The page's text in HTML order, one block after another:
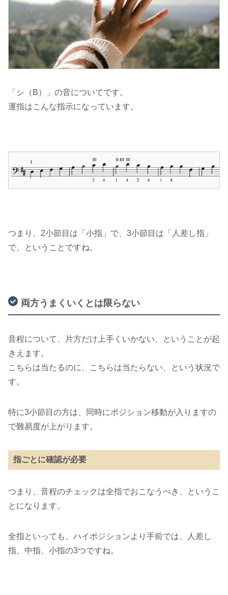
「シ（B）」の音についてです。
運指はこんな指示になっています。
つまり、2小節目は「小指」で、3小節目は「人差し指」
で、ということですね。
両方うまくいくとは限らない
音程について、片方だけ上手くいかない、ということが起
きえます。
こちらは当たるのに、こちらは当たらない、という状況で
す。
特に3小節目の方は、同時にポジション移動が入りますの
で難易度が上がります。
指ごとに確認が必要
つまり、音程のチェックは全指でおこなうべき、というこ
とになります。
全指といっても、ハイポジションより手前では、人差し
指、中指、小指の3つですね。